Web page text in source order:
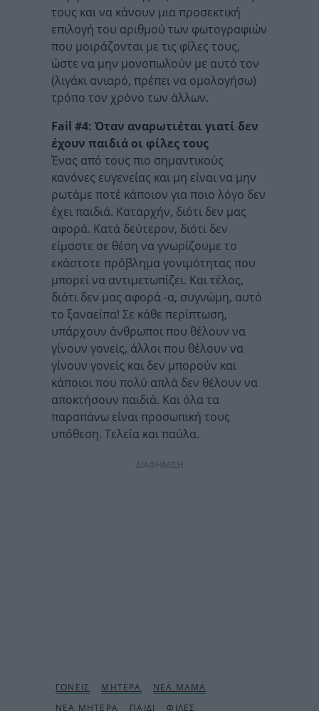
τους και να κάνουν μια προσεκτική
επιλογή του αριθμού των φωτογραφιών
που μοιράζονται με τις φίλες τους,
ώστε να μην μονοπωλούν με αυτό τον
(λιγάκι ανιαρό, πρέπει να ομολογήσω)
τρόπο τον χρόνο των άλλων.
Fail #4: Όταν αναρωτιέται γιατί δεν
έχουν παιδιά οι φίλες τους
Ένας από τους πιο σημαντικούς
κανόνες ευγενείας και μη είναι να μην
ρωτάμε ποτέ κάποιον για ποιο λόγο δεν
έχει παιδιά. Καταρχήν, διότι δεν μας
αφορά. Κατά δεύτερον, διότι δεν
είμαστε σε θέση να γνωρίζουμε το
εκάστοτε πρόβλημα γονιμότητας που
μπορεί να αντιμετωπίζει. Και τέλος,
διότι δεν μας αφορά -α, συγνώμη, αυτό
το ξαναείπα! Σε κάθε περίπτωση,
υπάρχουν άνθρωποι που θέλουν να
γίνουν γονείς, άλλοι που θέλουν να
γίνουν γονείς και δεν μπορούν και
κάποιοι που πολύ απλά δεν θέλουν να
αποκτήσουν παιδιά. Και όλα τα
παραπάνω είναι προσωπική τους
υπόθεση. Τελεία και παύλα.
ΔΙΑΦΗΜΙΣΗ